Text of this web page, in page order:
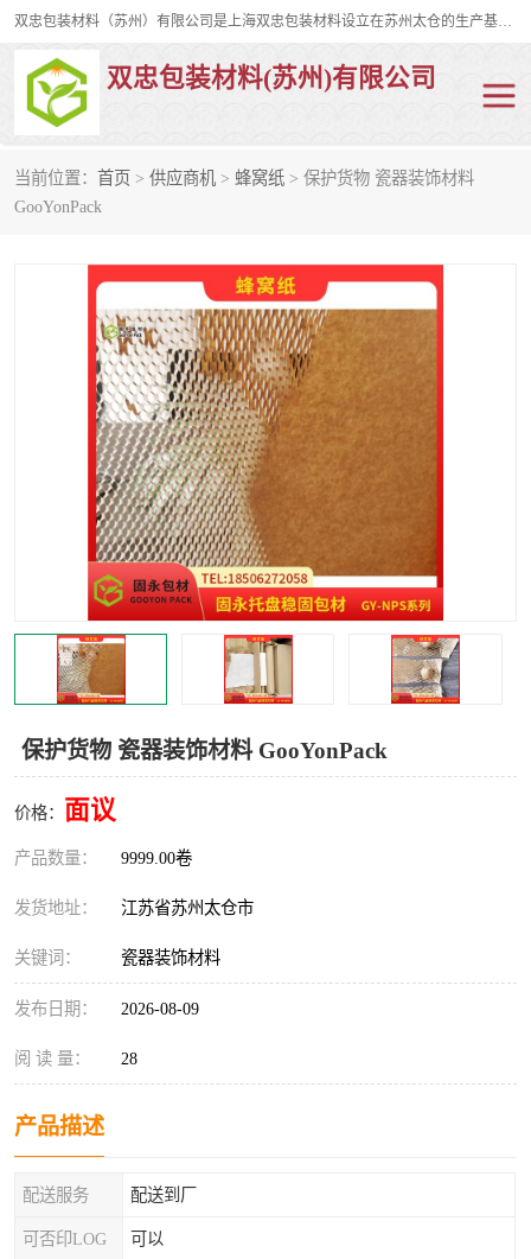
双忠包装材料（苏州）有限公司是上海双忠包装材料设立在苏州太仓的生产基地，占地约2万平米，产品主要有打孔缠绕膜，拉伸蜂窝纸，集装箱充气袋，滑托板，打包带，裹包网兜，防滑纸等箱体和托盘的运输和保护性包材。固永包材®，GooYon Pack®，是我们保护性包装材料的专属品牌。
双忠包装材料(苏州)有限公司
当前位置： 首页 > 供应商机 > 蜂窝纸 > 保护货物 瓷器装饰材料
GooYonPack
保护货物 瓷器装饰材料 GooYonPack
价格： 面议
产品数量： 9999.00卷
发货地址： 江苏省苏州太仓市
关键词： 瓷器装饰材料
发布日期： 2026-08-09
阅 读 量： 28
产品描述
配送服务 配送到厂
可否印LOG 可以
打孔缠绕膜
裹包网兜 纤维打包带
充气袋
缠绕膜
托盘裹包网兜
托盘捆绑带